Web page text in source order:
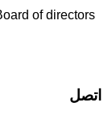
of directors
اتصل